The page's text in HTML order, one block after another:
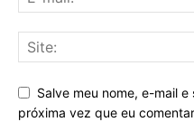
Salve meu nome, e-mail
próxima vez que eu